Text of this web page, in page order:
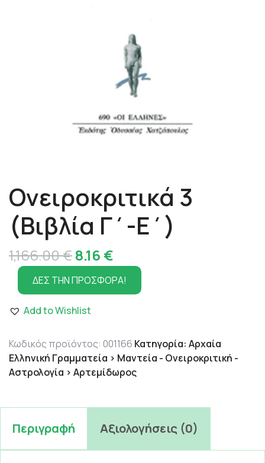
Ονειροκριτικά 3
(Βιβλία Γ΄-Ε΄)
1,166.00€Original
price
was:
1,166.00 €.
8.16 €
τρέχουσα
τιμή
8.16 €.
ΔΕΣ ΤΗΝ ΠΡΟΣΦΟΡΑ!
Add to Wishlist
Κωδικός προϊόντος: 001166 Κατηγορία: Αρχαία
Ελληνική Γραμματεία > Μαντεία - Ονειροκριτική -
Αστρολογία > Αρτεμίδωρος
Περιγραφή Αξιολογήσεις (0)